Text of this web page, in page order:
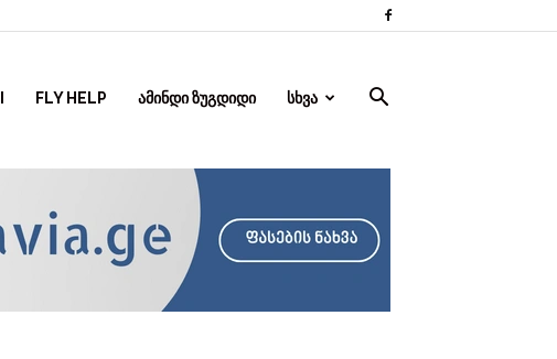
FLY HELP ᲐᲛᲘᲜᲓᲘ ᲖᲣᲒᲓᲘᲓᲘ ᲡᲮᲕᲐ